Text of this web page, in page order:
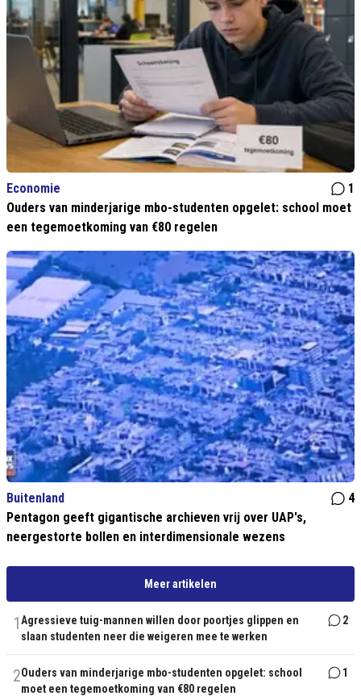
Economie
1
Ouders van minderjarige mbo-studenten opgelet: school moet
een tegemoetkoming van €80 regelen
Buitenland
4
Pentagon geeft gigantische archieven vrij over UAP's,
neergestorte bollen en interdimensionale wezens
Meer artikelen
1Agressieve tuig-mannen willen door poortjes glippen en
slaan studenten neer die weigeren mee te werken
2
2Ouders van minderjarige mbo-studenten opgelet: school
moet een tegemoetkoming van €80 regelen
1